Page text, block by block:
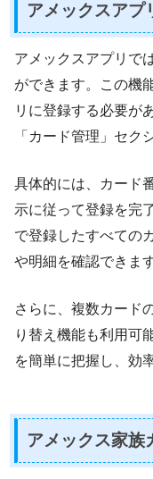
アメックスアプ
アメックスアプリで
ができます。この機
リに登録する必要が
「カード管理」セク
具体的には、カード
示に従って登録を完
で登録したすべての
や明細を確認できます
さらに、複数カード
り替え機能も利用可
を簡単に把握し、効
アメックス家族